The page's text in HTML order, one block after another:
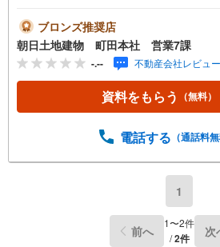
る」ボタンよりご予約いただく
【物件のポイント】～ 軽量鉄骨
♪角地につき通風・陽当たり良好
ざいましたら、お気軽にお問い
業41周年の実績】弊社は1985
奈川・埼玉エリアに13店舗展
提案やアドバイスが出来るよう
得】当社では担当営業が物件情
は、上司である担当課長も同席
ブロンズ推奨店
朝日土地建物 町田本社 営業7課
-.-- 不動産会社レビュ
資料をもらう （無料）
電話する （通話料無
1
前へ 1〜2件
/2件 次